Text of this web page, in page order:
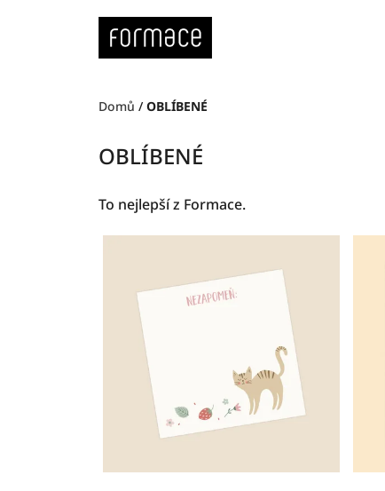
Domů / OBLÍBENÉ
OBLÍBENÉ
To nejlepší z Formace.
V
ů